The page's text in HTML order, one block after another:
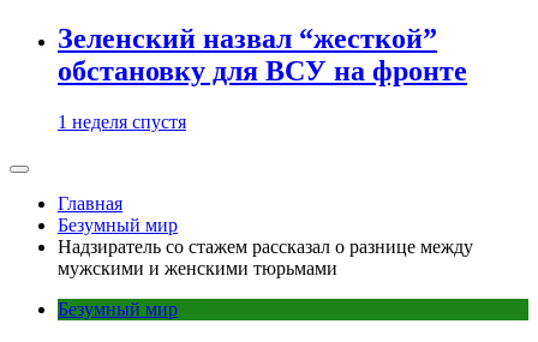
Зеленский назвал “жесткой”
обстановку для ВСУ на фронте
1 неделя спустя
Главная
Безумный мир
Надзиратель со стажем рассказал о разнице между
мужскими и женскими тюрьмами
Безумный мир